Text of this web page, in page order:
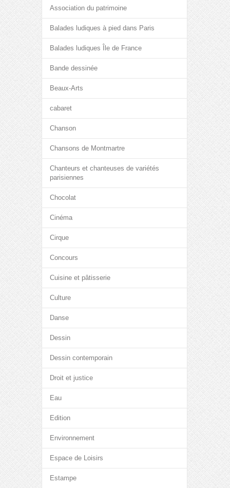
Association du patrimoine
Balades ludiques à pied dans Paris
Balades ludiques Île de France
Bande dessinée
Beaux-Arts
cabaret
Chanson
Chansons de Montmartre
Chanteurs et chanteuses de variétés
parisiennes
Chocolat
Cinéma
Cirque
Concours
Cuisine et pâtisserie
Culture
Danse
Dessin
Dessin contemporain
Droit et justice
Eau
Edition
Environnement
Espace de Loisirs
Estampe